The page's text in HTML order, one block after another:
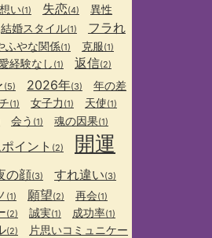
い(1) 失恋(4) 異性
結婚スタイル(1)
フラれ
ふやな関係(1) 克服(1)
経験なし (1) 返信(2)
(5) 2026年(3)
年の差
(1) 女子力 (1) 天使(1)
会う (1) 魂の因果(1)
イント (2) 開運
の顔(3) すれ違い(3)
(1) 願望(2) 再会(1)
(2) 誠実(1) 成功率(1)
(2)
片思いコミュニケー